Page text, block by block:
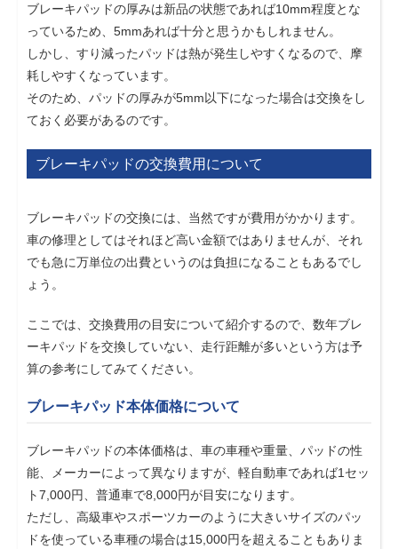
ブレーキパッドの厚みは新品の状態であれば10mm程度とな
っているため、5mmあれば十分と思うかもしれません。
しかし、すり減ったパッドは熱が発生しやすくなるので、摩
耗しやすくなっています。
そのため、パッドの厚みが5mm以下になった場合は交換をし
ておく必要があるのです。
ブレーキパッドの交換費用について
ブレーキパッドの交換には、当然ですが費用がかかります。
車の修理としてはそれほど高い金額ではありませんが、それ
でも急に万単位の出費というのは負担になることもあるでし
ょう。
ここでは、交換費用の目安について紹介するので、数年ブレ
ーキパッドを交換していない、走行距離が多いという方は予
算の参考にしてみてください。
ブレーキパッド本体価格について
ブレーキパッドの本体価格は、車の車種や重量、パッドの性
能、メーカーによって異なりますが、軽自動車であれば1セッ
ト7,000円、普通車で8,000円が目安になります。
ただし、高級車やスポーツカーのように大きいサイズのパッ
ドを使っている車種の場合は15,000円を超えることもありま